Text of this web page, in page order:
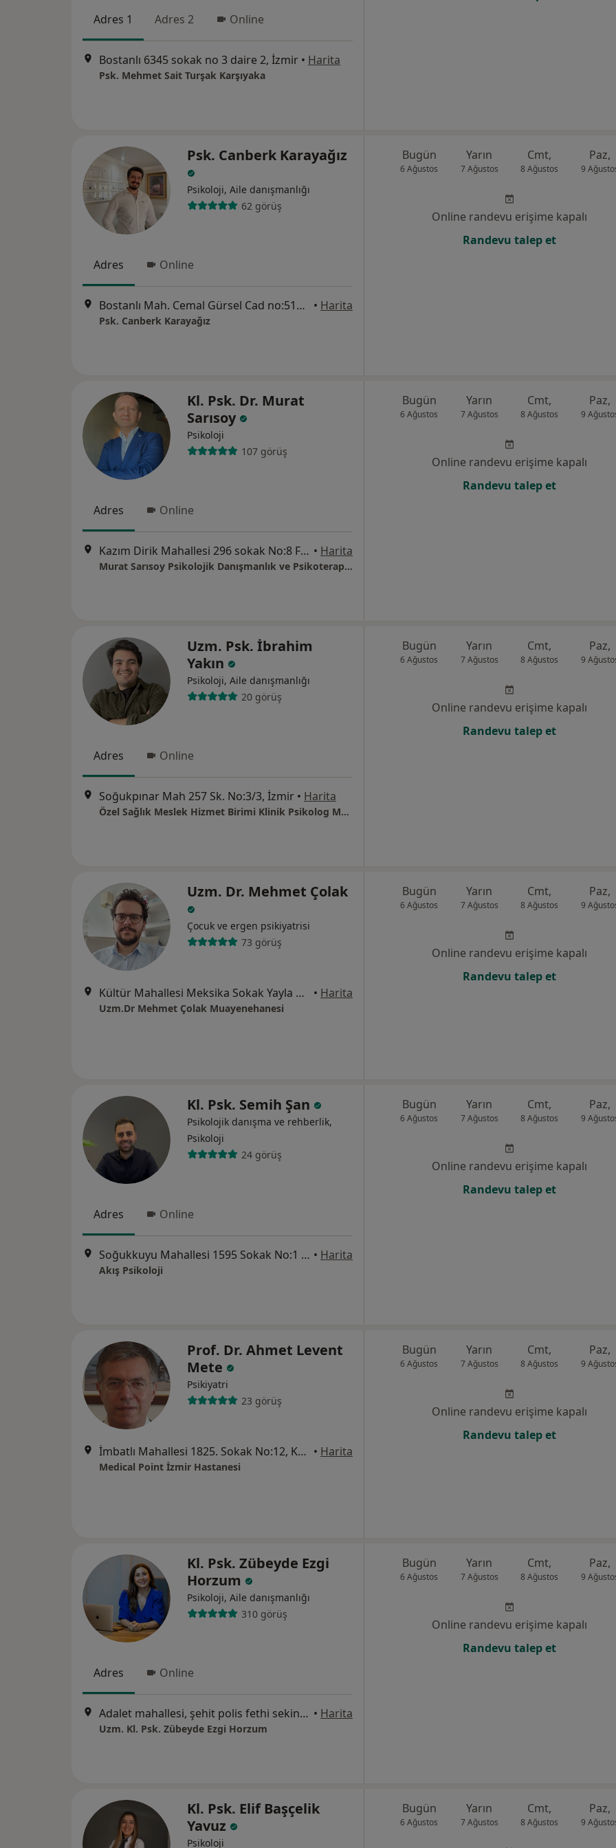
Adres 1 Adres 2 Online
Bostanlı 6345 sokak no 3 daire 2, İzmir • Harita
Psk. Mehmet Sait Turşak Karşıyaka
Psk. Canberk Karayağız
Psikoloji, Aile danışmanlığı
62 görüş
Adres Online
Bostanlı Mah. Cemal Gürsel Cad no:512 D:1 K:1, İzmir • Harita
Psk. Canberk Karayağız
Bugün
6 Ağustos
Yarın
7 Ağustos
Cmt,
8 Ağustos
Paz,
9
Online randevu erişime kapalı
Randevu talep et
Kl. Psk. Dr. Murat
Sarısoy
Psikoloji
107 görüş
Adres Online
Kazım Dirik Mahallesi 296 sokak No:8 Folkart Time Ofis 1. Blok Kat:2 No:215 Bornova, İzmir • Harita
Murat Sarısoy Psikolojik Danışmanlık ve Psikoterapi Enstitüsü
Bugün
6 Ağustos
Yarın
7 Ağustos
Cmt,
8 Ağustos
Paz,
9
Online randevu erişime kapalı
Randevu talep et
Uzm. Psk. İbrahim
Yakın
Psikoloji, Aile danışmanlığı
20 görüş
Adres Online
Soğukpınar Mah 257 Sk. No:3/3, İzmir • Harita
Özel Sağlık Meslek Hizmet Birimi Klinik Psikolog Melisa Demirkol
Bugün
6 Ağustos
Yarın
7 Ağustos
Cmt,
8 Ağustos
Paz,
9
Online randevu erişime kapalı
Randevu talep et
Uzm. Dr. Mehmet Çolak
Çocuk ve ergen psikiyatrisi
73 görüş
Kültür Mahallesi Meksika Sokak Yayla Apt. No:3 B Blok D:3 Alsancak, İzmir • Harita
Uzm.Dr Mehmet Çolak Muayenehanesi
Bugün
6 Ağustos
Yarın
7 Ağustos
Cmt,
8 Ağustos
Paz,
9
Online randevu erişime kapalı
Randevu talep et
Kl. Psk. Semih Şan
Psikolojik danışma ve rehberlik,
Psikoloji
24 görüş
Adres Online
Soğukkuyu Mahallesi 1595 Sokak No:1 Kat:3 Daire:13 Karşıyaka Plaza, İzmir • Harita
Akış Psikoloji
Bugün
6 Ağustos
Yarın
7 Ağustos
Cmt,
8 Ağustos
Paz,
9
Online randevu erişime kapalı
Randevu talep et
Prof. Dr. Ahmet Levent
Mete
Psikiyatri
23 görüş
İmbatlı Mahallesi 1825. Sokak No:12, Karşıyaka • Harita
Medical Point İzmir Hastanesi
Bugün
6 Ağustos
Yarın
7 Ağustos
Cmt,
8 Ağustos
Paz,
9
Online randevu erişime kapalı
Randevu talep et
Kl. Psk. Zübeyde Ezgi
Horzum
Psikoloji, Aile danışmanlığı
310 görüş
Adres Online
Adalet mahallesi, şehit polis fethi sekin caddesi no:6 Ventus Tower, kat:8 ofis 83, İzmir • Harita
Uzm. Kl. Psk. Zübeyde Ezgi Horzum
Bugün
6 Ağustos
Yarın
7 Ağustos
Cmt,
8 Ağustos
Paz,
9
Online randevu erişime kapalı
Randevu talep et
Kl. Psk. Elif Başçelik
Yavuz
Psikoloji
Bugün
6 Ağustos
Yarın
7 Ağustos
Cmt,
8 Ağustos
Paz,
9